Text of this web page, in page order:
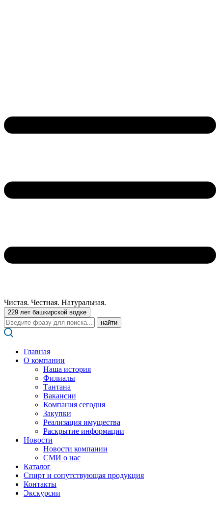
Чистая. Честная. Натуральная.
229 лет башкирской водке
Поиск:
Главная
О компании
Наша история
Филиалы
Тантана
Вакансии
Компания сегодня
Закупки
Реализация имущества
Раскрытие информации
Новости
Новости компании
СМИ о нас
Каталог
Спирт и сопутствующая продукция
Контакты
Экскурсии